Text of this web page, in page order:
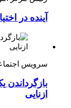
آینده در
سرویس
بازگرداندن
ازنایی